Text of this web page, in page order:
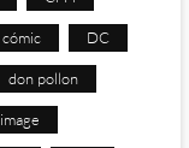
cómic DC
don pollon
image